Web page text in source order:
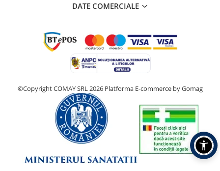
DATE COMERCIALE
©Copyright COMAY SRL 2026 Platforma E-commerce by Gomag